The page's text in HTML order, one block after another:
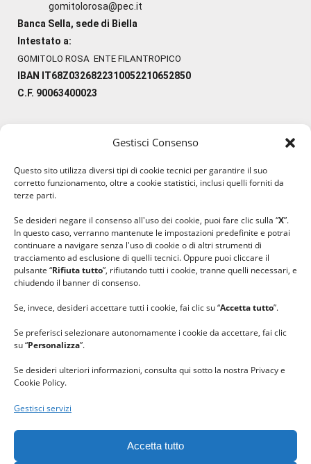
Gestisci Consenso
Questo sito utilizza diversi tipi di cookie tecnici per garantire il suo
corretto funzionamento, oltre a cookie statistici, inclusi quelli forniti da
terze parti.
Se desideri negare il consenso all'uso dei cookie, puoi fare clic sulla “X”.
In questo caso, verranno mantenute le impostazioni predefinite e potrai
continuare a navigare senza l'uso di cookie o di altri strumenti di
tracciamento ad esclusione di quelli tecnici. Oppure puoi cliccare il
pulsante “Rifiuta tutto”, rifiutando tutti i cookie, tranne quelli necessari, e
chiudendo il banner di consenso.
Se, invece, desideri accettare tutti i cookie, fai clic su “Accetta tutto”.
Se preferisci selezionare autonomamente i cookie da accettare, fai clic
su “Personalizza”.
Se desideri ulteriori informazioni, consulta qui sotto la nostra Privacy e
Cookie Policy.
Gestisci servizi
Accetta tutto
gomitolorosa@pec.it
Banca Sella, sede di Biella
Intestato a:
GOMITOLO ROSA ENTE FILANTROPICO
IBAN IT68Z0326822310052210652850
C.F. 90063400023
#lanaterapia
#ilcaloredellempatia